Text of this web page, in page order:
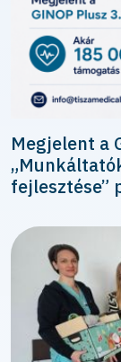
Megjelent a
fejlesztése”